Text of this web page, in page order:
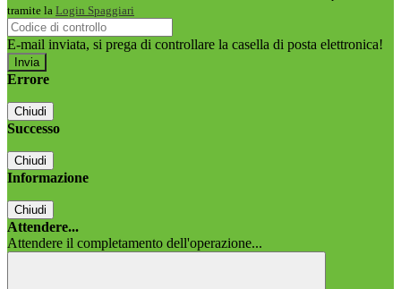
tramite la Login Spaggiari
E-mail inviata, si prega di controllare la casella di posta elettronica!
Errore
Chiudi
Successo
Chiudi
Informazione
Chiudi
Attendere...
Attendere il completamento dell'operazione...